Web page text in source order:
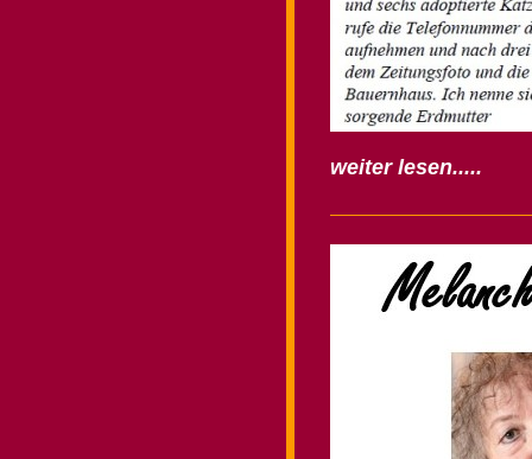
weiter lesen.....